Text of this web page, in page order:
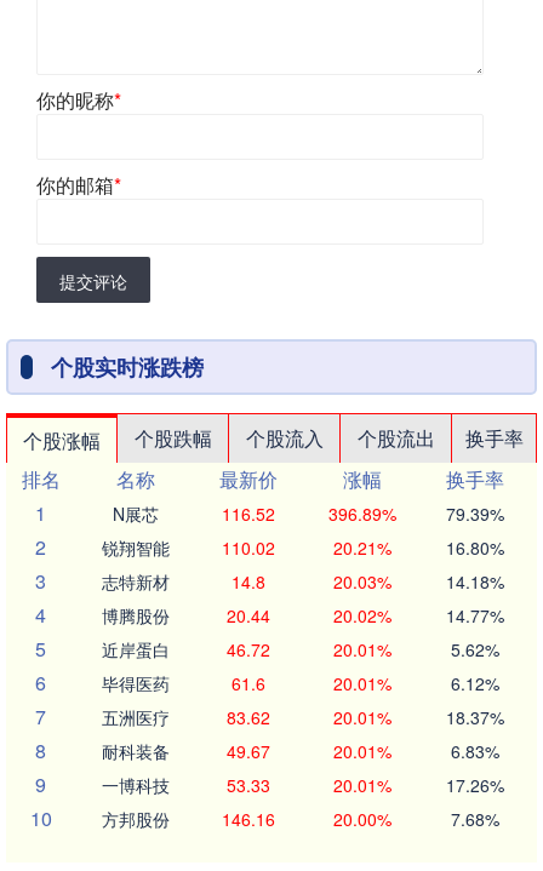
你的昵称*
你的邮箱*
提交评论
个股实时涨跌榜
个股涨幅 个股跌幅 个股流入 个股流出
换手率
排名
名称 最新价 涨幅
换手率
1
N展芯 116.52 396.89% 79.39%
2 锐翔智能 110.02 20.21% 16.80%
3 志特新材 14.8 20.03% 14.18%
4 博腾股份 20.44 20.02% 14.77%
5 近岸蛋白 46.72 20.01% 5.62%
6 毕得医药 61.6 20.01% 6.12%
7 五洲医疗 83.62 20.01% 18.37%
8 耐科装备 49.67 20.01% 6.83%
9 一博科技 53.33 20.01% 17.26%
10 方邦股份 146.16 20.00% 7.68%